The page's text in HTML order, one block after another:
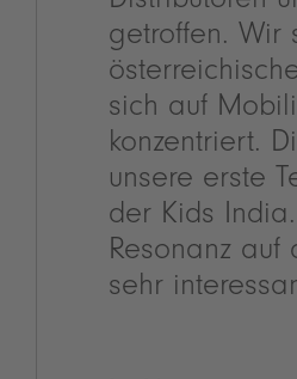
getroffen. Wir
sich auf
konzentriert.
unsere erste
der Kids
Resonanz auf
sehr